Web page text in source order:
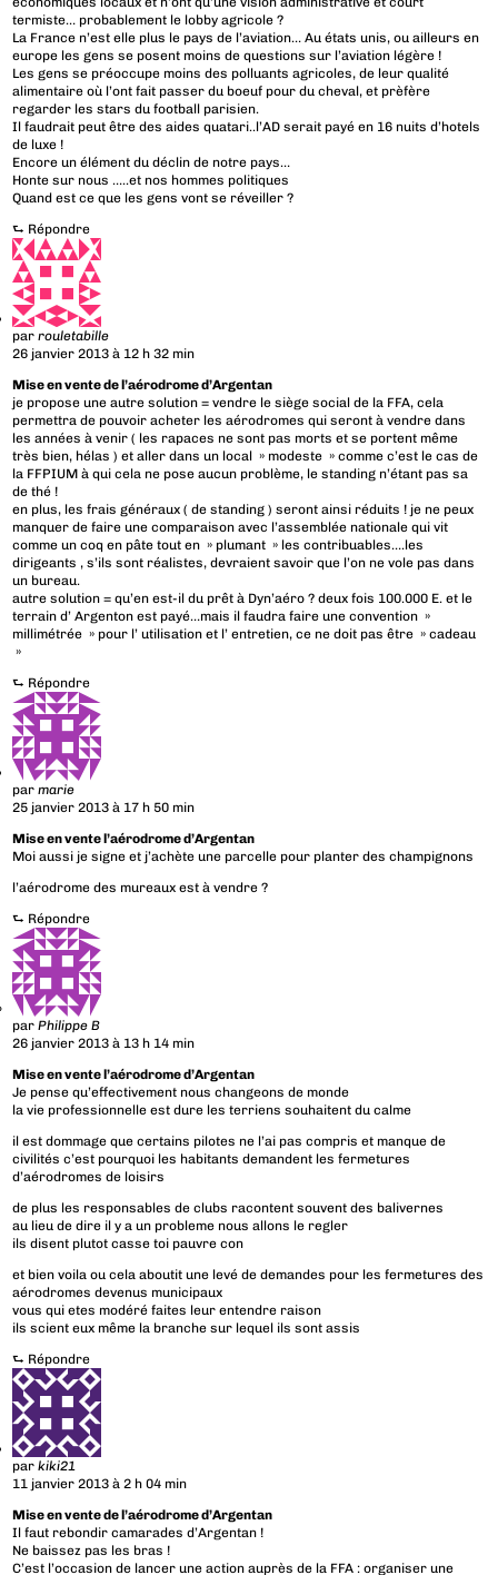
termiste… probablement le lobby agricole ?
La France n’est elle plus le pays de l’aviation… Au états unis, ou ailleurs en
europe les gens se posent moins de questions sur l’aviation légère !
Les gens se préoccupe moins des polluants agricoles, de leur qualité
alimentaire où l’ont fait passer du boeuf pour du cheval, et prèfère
regarder les stars du football parisien.
Il faudrait peut être des aides quatari..l’AD serait payé en 16 nuits d’hotels
de luxe !
Encore un élément du déclin de notre pays…
Honte sur nous …..et nos hommes politiques
Quand est ce que les gens vont se réveiller ?
⮑ Répondre
parrouletabille
26 janvier 2013 à 12 h 32 min
Mise en vente de l’aérodrome d’Argentan
je propose une autre solution = vendre le siège social de la FFA, cela
permettra de pouvoir acheter les aérodromes qui seront à vendre dans
les années à venir ( les rapaces ne sont pas morts et se portent même
très bien, hélas ) et aller dans un local » modeste » comme c’est le cas de
la FFPIUM à qui cela ne pose aucun problème, le standing n’étant pas sa
de thé !
en plus, les frais généraux ( de standing ) seront ainsi réduits ! je ne peux
manquer de faire une comparaison avec l’assemblée nationale qui vit
comme un coq en pâte tout en » plumant » les contribuables….les
dirigeants , s’ils sont réalistes, devraient savoir que l’on ne vole pas dans
un bureau.
autre solution = qu’en est-il du prêt à Dyn’aéro ? deux fois 100.000 E. et le
terrain d’ Argenton est payé…mais il faudra faire une convention »
millimétrée » pour l’ utilisation et l’ entretien, ce ne doit pas être » cadeau
»
⮑ Répondre
parmarie
25 janvier 2013 à 17 h 50 min
Mise en vente l’aérodrome d’Argentan
Moi aussi je signe et j’achète une parcelle pour planter des champignons
l’aérodrome des mureaux est à vendre ?
⮑ Répondre
parPhilippe B
26 janvier 2013 à 13 h 14 min
Mise en vente l’aérodrome d’Argentan
Je pense qu’effectivement nous changeons de monde
la vie professionnelle est dure les terriens souhaitent du calme
il est dommage que certains pilotes ne l’ai pas compris et manque de
civilités c’est pourquoi les habitants demandent les fermetures
d’aérodromes de loisirs
de plus les responsables de clubs racontent souvent des balivernes
au lieu de dire il y a un probleme nous allons le regler
ils disent plutot casse toi pauvre con
et bien voila ou cela aboutit une levé de demandes pour les fermetures des
aérodromes devenus municipaux
vous qui etes modéré faites leur entendre raison
ils scient eux même la branche sur lequel ils sont assis
⮑ Répondre
parkiki21
11 janvier 2013 à 2 h 04 min
Mise en vente de l’aérodrome d’Argentan
Il faut rebondir camarades d’Argentan !
Ne baissez pas les bras !
C’est l’occasion de lancer une action auprès de la FFA : organiser une